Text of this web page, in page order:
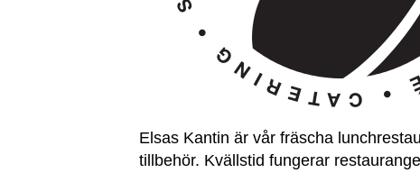
Elsas Kantin är vår fräscha
tillbehör. Kvällstid fungerar